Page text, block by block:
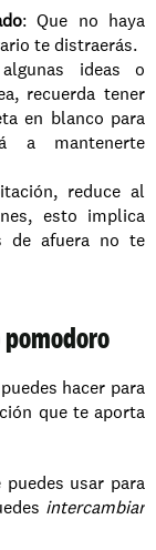
: Que no haya
te distraerás.
ideas o
recuerda tener
en blanco para
a mantenerte
reduce al
esto implica
de afuera no te
hacer para
que te aporta
usar para